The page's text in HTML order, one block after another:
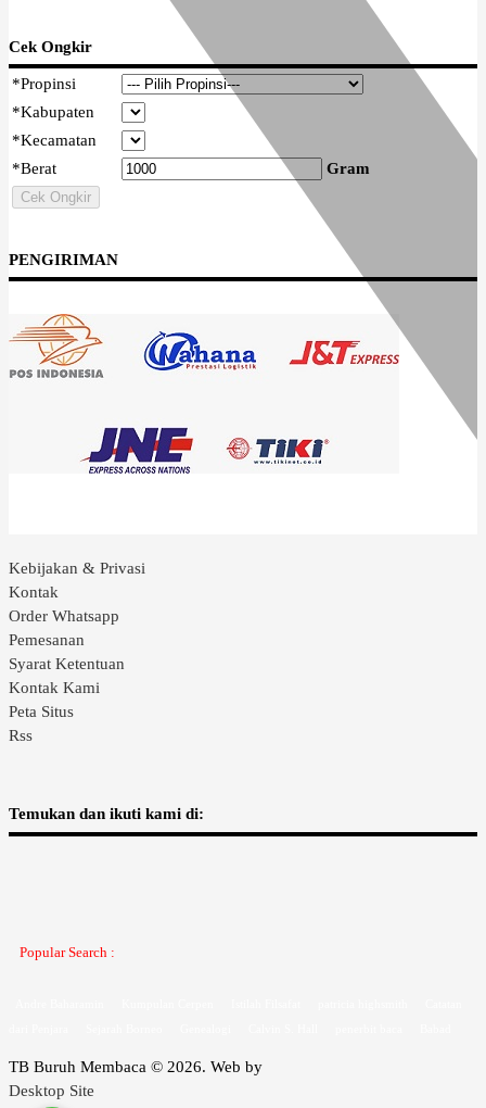
Cek Ongkir
*Propinsi
*Kabupaten
*Kecamatan
*Berat Gram
Cek Ongkir
PENGIRIMAN
Kebijakan & Privasi
Kontak
Order Whatsapp
Pemesanan
Syarat Ketentuan
Kontak Kami
Peta Situs
Rss
Temukan dan ikuti kami di:
Popular Search :
TB Buruh Membaca © 2026. Web by
Desktop Site